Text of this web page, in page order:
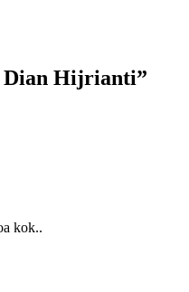
Dian Hijrianti”
kok..